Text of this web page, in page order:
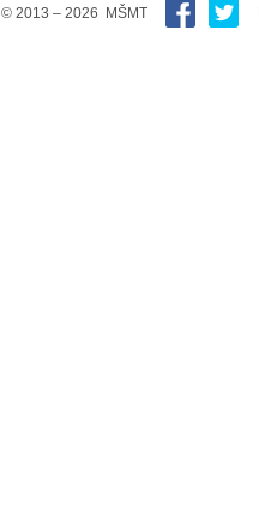
© 2013 – 2026 MŠMT